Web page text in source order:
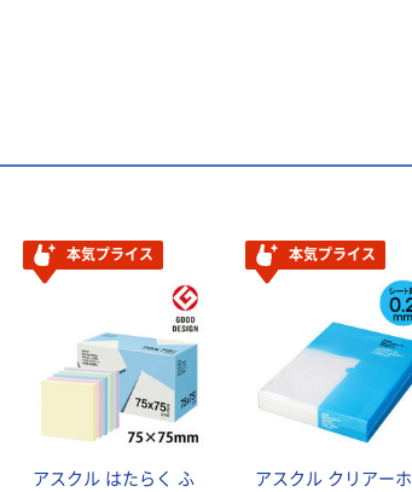
本気プライス
アスクル はたらく ふ
本気プライス
アスクル クリアーホ